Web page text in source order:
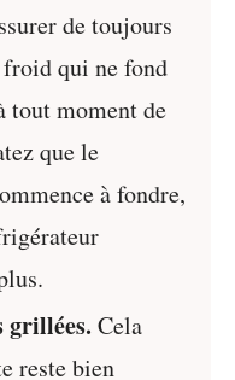
de toujours
qui ne fond
tout moment de
que le
à fondre,
grillées. Cela
reste bien